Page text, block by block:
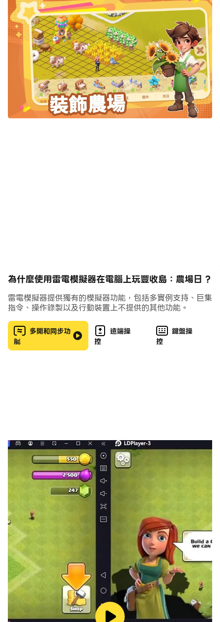
而文件互傳功能讓分享圖像、影片和文件也變得非常容易。
下載豐收島：農場日並在PC上運行。享受PC端的大螢幕和
高畫質畫質吧!
🎮 你準備好開啟一段悠閒的田園冒險了嗎？
在《豐收島》中，你將化身農場主與主廚，親手打造屬於自
己的理想生活！從種植作物、養殖動物到烹飪美食，從設計
時尚服飾到佈置夢幻家園，這裡是你實現田園夢想的終極樂
讓餐廳從簡陋小店變身五星級美食殿堂！
服務挑戰：應對顧客訂單，合理安排廚師團隊，準時完成烹
飪任務，成為「五星級主廚」！
**🧶 DIY創意工作坊：打造你的理想生活空間
家具製作：收集木材、布料等材料，DIY沙發、餐桌、裝飾
畫，自由佈置農場小屋或餐廳內部，打造夢幻空間！
節慶慶典：參與萬聖節、聖誕節等主題活動，贏取限定時
尚、家具，與全球玩家分享創意！
✨ 遊戲特色亮點
✅ 高度自由：從農場規劃到角色裝扮，每個細節都由你掌
控，打造專屬理想生活！
✅ 輕鬆休閒節奏：放置玩法+自動化系統，碎片時間也能推
進遊戲進程，療癒又解壓！
✅ 多元收益系統：農場經營、餐廳獲利、DIY售賣多途徑取
得資源，良性循環不肝不氪！
✅ 精美畫面與音效：3D卡通風格畫面，細膩呈現農場四季
與烹飪過程，搭配療癒系BGM，沉浸感拉滿！
✅ 持續更新內容：每月推出新作物、食譜、時尚與活動，
玩法永遠新鮮有趣！
為什麼使用雷電模擬器在電腦上玩豐收島：農場日 ?
雷電模擬器提供獨有的模擬器功能，包括多實例支持、巨集
指令、操作錄製以及行動裝置上不提供的其他功能。
多開和同步功
能
遠端操
控
鍵盤操
控